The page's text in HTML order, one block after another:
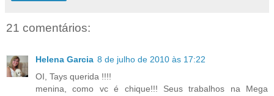
21 comentários:
Helena Garcia 8 de julho de 2010 às 17:22
OI, Tays querida !!!!
menina, como vc é chique!!! Seus trabalhos na Mega